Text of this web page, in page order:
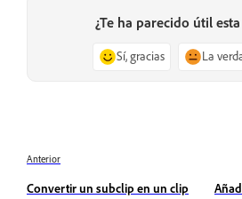
¿Te ha parecido útil
Sí, gracias La
Anterior
Convertir un subclip en un clip